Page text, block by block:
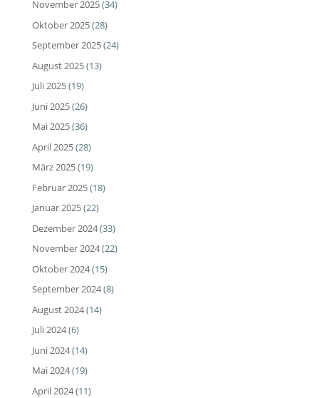
November 2025(34)
Oktober 2025(28)
September 2025(24)
August 2025(13)
Juli 2025(19)
Juni 2025(26)
Mai 2025(36)
April 2025(28)
März 2025(19)
Februar 2025(18)
Januar 2025(22)
Dezember 2024(33)
November 2024(22)
Oktober 2024(15)
September 2024(8)
August 2024(14)
Juli 2024(6)
Juni 2024(14)
Mai 2024(19)
April 2024(11)